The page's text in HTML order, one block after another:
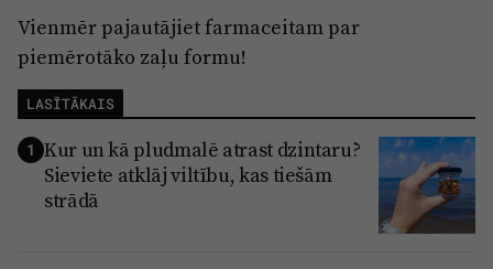
Vienmēr pajautājiet farmaceitam par
piemērotāko zaļu formu!
LASĪTĀKAIS
1 Kur un kā pludmalē atrast dzintaru?
Sieviete atklāj viltību, kas tiešām
strādā